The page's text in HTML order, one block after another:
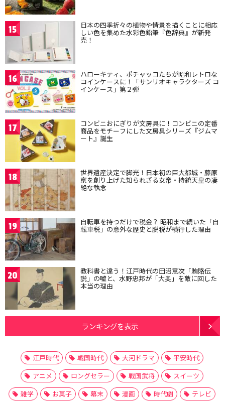
15 日本の四季折々の植物や情景を描くことに相応
しい色を集めた水彩色鉛筆『色辞典』が新発
売！
16 ハローキティ、ポチャッコたちが昭和レトロな
コインケースに！「サンリオキャラクターズ コ
インケース」第２弾
17 コンビニおにぎりが文房具に！コンビニの定番
商品をモチーフにした文房具シリーズ『ジムマ
ート』誕生
18 世界遺産決定で脚光！日本初の巨大都城・藤原
京を創り上げた知られざる女帝・持統天皇の凄
絶な執念
19 自転車を持つだけで税金？ 昭和まで続いた「自
転車税」の意外な歴史と脱税が横行した理由
20 教科書と違う！江戸時代の田沼意次「賄賂伝
説」の嘘と、水野忠邦が「大奥」を敵に回した
本当の理由
ランキングを表示
江戸時代 戦国時代 大河ドラマ
平安時代
アニメ
ロングセラー 戦国武将
スイーツ
雑学
お菓子 幕末 漫画 時代劇
テレビ